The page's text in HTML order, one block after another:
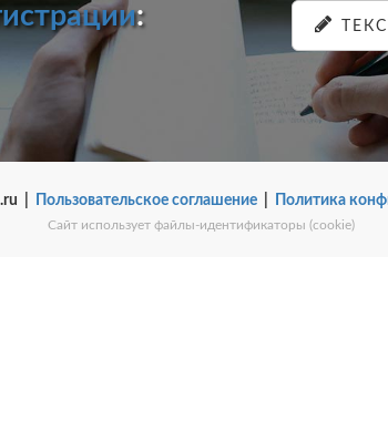
:
| Пользовательское соглашение| Политика
Сайт использует файлы-идентификаторы (cookie)